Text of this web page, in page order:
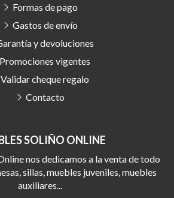
SOLIÑO ONLINE
nos dedicamos a la venta de todo
sillas, muebles juveniles, muebles
auxiliares...
Formas de pago
Gastos de envío
y devoluciones
Promociones vigentes
Validar cheque regalo
Contacto